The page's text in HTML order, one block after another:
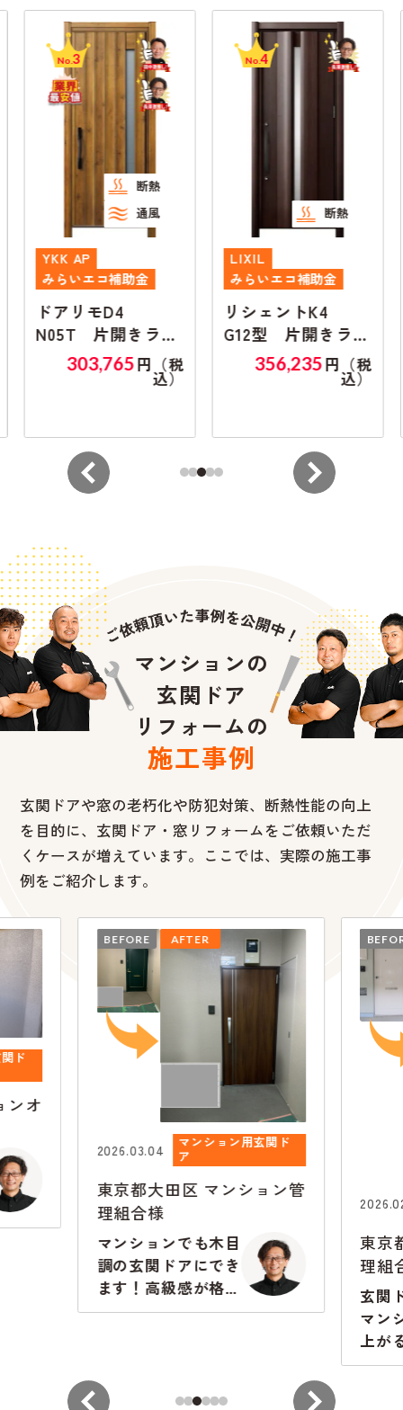
No.3
断熱
通風
YKK AP
みらいエコ補助金
ドアリモD4
N05T 片開きラン
マ無し303,765円（税
込）
No.4
断熱
LIXIL
みらいエコ補助金
リシェントK4
G12型 片開きラン
マ無し356,235円（税
込）
マンションの
玄関ドア
リフォームの
施工事例
玄関ドアや窓の老朽化や防犯対策、断熱性能の向上
を目的に、 玄関ドア・窓リフォームをご依頼いただ
くケースが増えています。ここでは、実際の施工事
例をご紹介します。
ド
ンオ
BEFORE AFTER
2026.03.04
マンション用玄関ド
ア
東京都大田区 マンション管
理組合様
マンションでも木目
調の玄関ドアにでき
ます！高級感が格段
に違います
東京
理組
玄関
マン
上が
から